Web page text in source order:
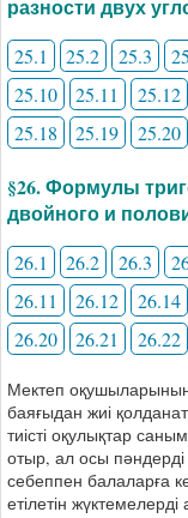
разности двух
25.1 25.2 25.3
25.10
25.11 25.12
25.18
25.19 25.20
§26. Формулы
двойного и
26.1 26.2 26.3
26.11
26.12 26.14
26.20
26.21 26.22
Мектеп
баяғыдан жиі
тиісті оқулықтар
отыр, ал осы пәндерді
себеппен балаларға
етілетін